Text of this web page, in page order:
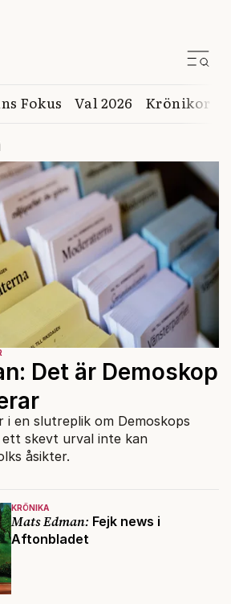
Fokus Val 2026 Krönikor
KRÖNIKA
Mats Edman: Fejk news i
Aftonbladet
Det är Demoskop
i en slutreplik om Demoskops
skevt urval inte kan
åsikter.